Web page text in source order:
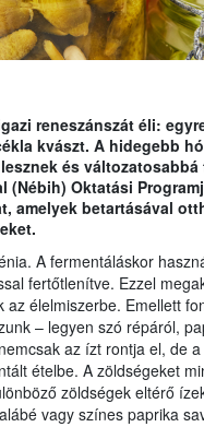
reneszánszát éli:
kvászt. A hidegebb
és
(Nébih) Oktatási
amelyek betartásával
A fermentáláskor
fertőtlenítve. Ezzel
élelmiszerbe. Emellett
– legyen szó répáról,
az ízt rontja el, de
ételbe. A zöldségeket
zöldségek eltérő
vagy színes paprika